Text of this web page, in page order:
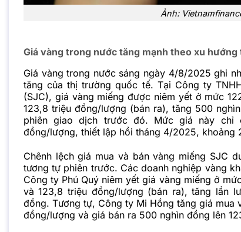
Ảnh:
Giá vàng trong nước tăng mạnh theo xu hướng
Giá vàng trong nước sáng ngày 4/8/2025 ghi
tăng của thị trường quốc tế. Tại Công ty
(SJC), giá vàng miếng được niêm yết ở mức
123,8 triệu đồng/lượng (bán ra), tăng 500
phiên giao dịch trước đó. Mức giá này chỉ
đồng/lượng, thiết lập hồi tháng 4/2025, khoảng
Chênh lệch giá mua và bán vàng miếng SJC
tương tự phiên trước. Các doanh nghiệp vàng
Công ty Phú Quý niêm yết giá vàng miếng ở
và 123,8 triệu đồng/lượng (bán ra), tăng lần
đồng. Tương tự, Công ty Mi Hồng tăng giá mua
đồng/lượng và giá bán ra 500 nghìn đồng lên